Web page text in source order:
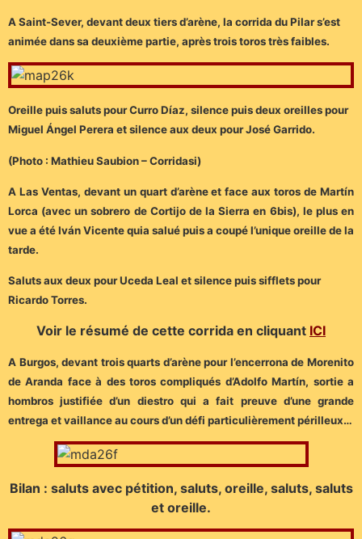
A Saint-Sever, devant deux tiers d’arène, la corrida du Pilar s’est
animée dans sa deuxième partie, après trois toros très faibles.
Oreille puis saluts pour Curro Díaz, silence puis deux oreilles pour
Miguel Ángel Perera et silence aux deux pour José Garrido.
(Photo : Mathieu Saubion – Corridasi)
A Las Ventas, devant un quart d’arène et face aux toros de Martín
Lorca (avec un sobrero de Cortijo de la Sierra en 6bis), le plus en
vue a été Iván Vicente quia salué puis a coupé l’unique oreille de la
tarde.
Saluts aux deux pour Uceda Leal et silence puis sifflets pour
Ricardo Torres.
Voir le résumé de cette corrida en cliquant ICI
A Burgos, devant trois quarts d’arène pour l’encerrona de Morenito
de Aranda face à des toros compliqués d’Adolfo Martín, sortie a
hombros justifiée d’un diestro qui a fait preuve d’une grande
entrega et vaillance au cours d’un défi particulièrement périlleux…
Bilan : saluts avec pétition, saluts, oreille, saluts, saluts
et oreille.